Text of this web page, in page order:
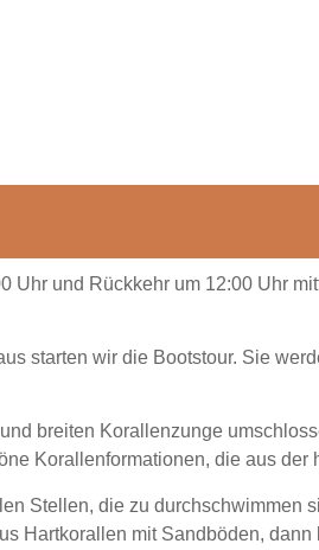
und Rückkehr um 12:00 Uhr
starten wir die Bootstour. Sie
breiten Korallenzunge
Korallenformationen, die aus der
Stellen, die zu durchschwimmen
Hartkorallen mit Sandböden,